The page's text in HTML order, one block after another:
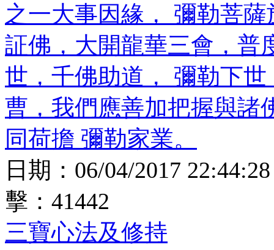
之一大事因緣， 彌勒菩
証佛，大開龍華三會，普
世，千佛助道， 彌勒下
曹，我們應善加把握與諸
同荷擔 彌勒家業。
日期： 06/04/2017 22:44:28
擊： 41442
三寶心法及修持